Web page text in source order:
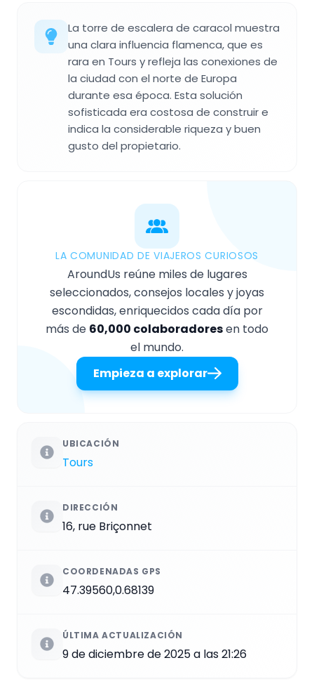
La torre de escalera de caracol muestra
una clara influencia flamenca, que es
rara en Tours y refleja las conexiones de
la ciudad con el norte de Europa
durante esa época. Esta solución
sofisticada era costosa de construir e
indica la considerable riqueza y buen
gusto del propietario.
LA COMUNIDAD DE VIAJEROS CURIOSOS
AroundUs reúne miles de lugares
seleccionados, consejos locales y joyas
escondidas, enriquecidos cada día por
más de 60,000 colaboradoresen todo
el mundo.
Empieza a explorar
UBICACIÓN
Tours
DIRECCIÓN
16, rue Briçonnet
COORDENADAS GPS
47.39560,0.68139
ÚLTIMA ACTUALIZACIÓN
9 de diciembre de 2025 a las 21:26